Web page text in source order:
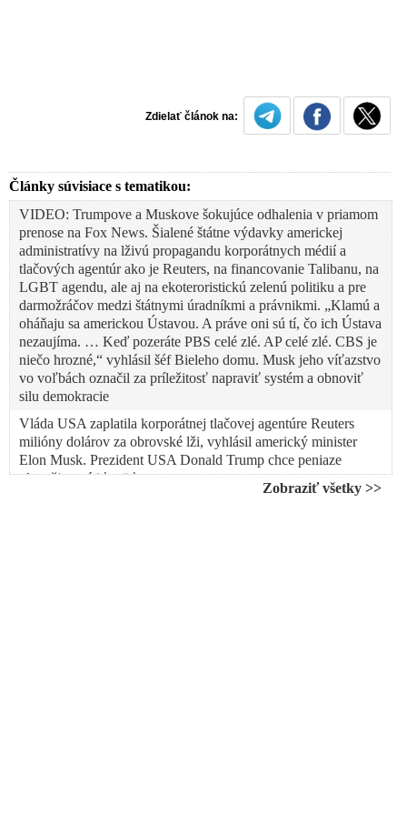
Zdielať článok na:
Články súvisiace s tematikou:
VIDEO: Trumpove a Muskove šokujúce odhalenia v priamom
prenose na Fox News. Šialené štátne výdavky americkej
administratívy na lživú propagandu korporátnych médií a
tlačových agentúr ako je Reuters, na financovanie Talibanu, na
LGBT agendu, ale aj na ekoteroristickú zelenú politiku a pre
darmožráčov medzi štátnymi úradníkmi a právnikmi. „Klamú a
oháňaju sa americkou Ústavou. A práve oni sú tí, čo ich Ústava
nezaujíma. … Keď pozeráte PBS celé zlé. AP celé zlé. CBS je
niečo hrozné,“ vyhlásil šéf Bieleho domu. Musk jeho víťazstvo
vo voľbách označil za príležitosť napraviť systém a obnoviť
silu demokracie
Vláda USA zaplatila korporátnej tlačovej agentúre Reuters
milióny dolárov za obrovské lži, vyhlásil americký minister
Elon Musk. Prezident USA Donald Trump chce peniaze
okamžite vrátiť späť
Zobraziť všetky >>